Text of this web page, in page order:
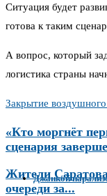
Ситуация будет
готова к таким
А вопрос, который
логистика страны
Закрытие
«Кто моргнёт
сценария
Жители
очереди за...
Джанкой